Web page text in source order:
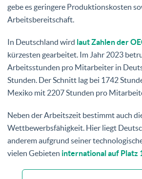
gebe es geringere Produktionskosten
Arbeitsbereitschaft.
In Deutschland wird laut Zahlen der
kürzesten gearbeitet. Im Jahr 2023
Arbeitsstunden pro Mitarbeiter in
Stunden. Der Schnitt lag bei 1742
Mexiko mit 2207 Stunden pro
Neben der Arbeitszeit bestimmt auch
Wettbewerbsfähigkeit. Hier liegt
anderem aufgrund seiner
vielen Gebieten international auf Platz